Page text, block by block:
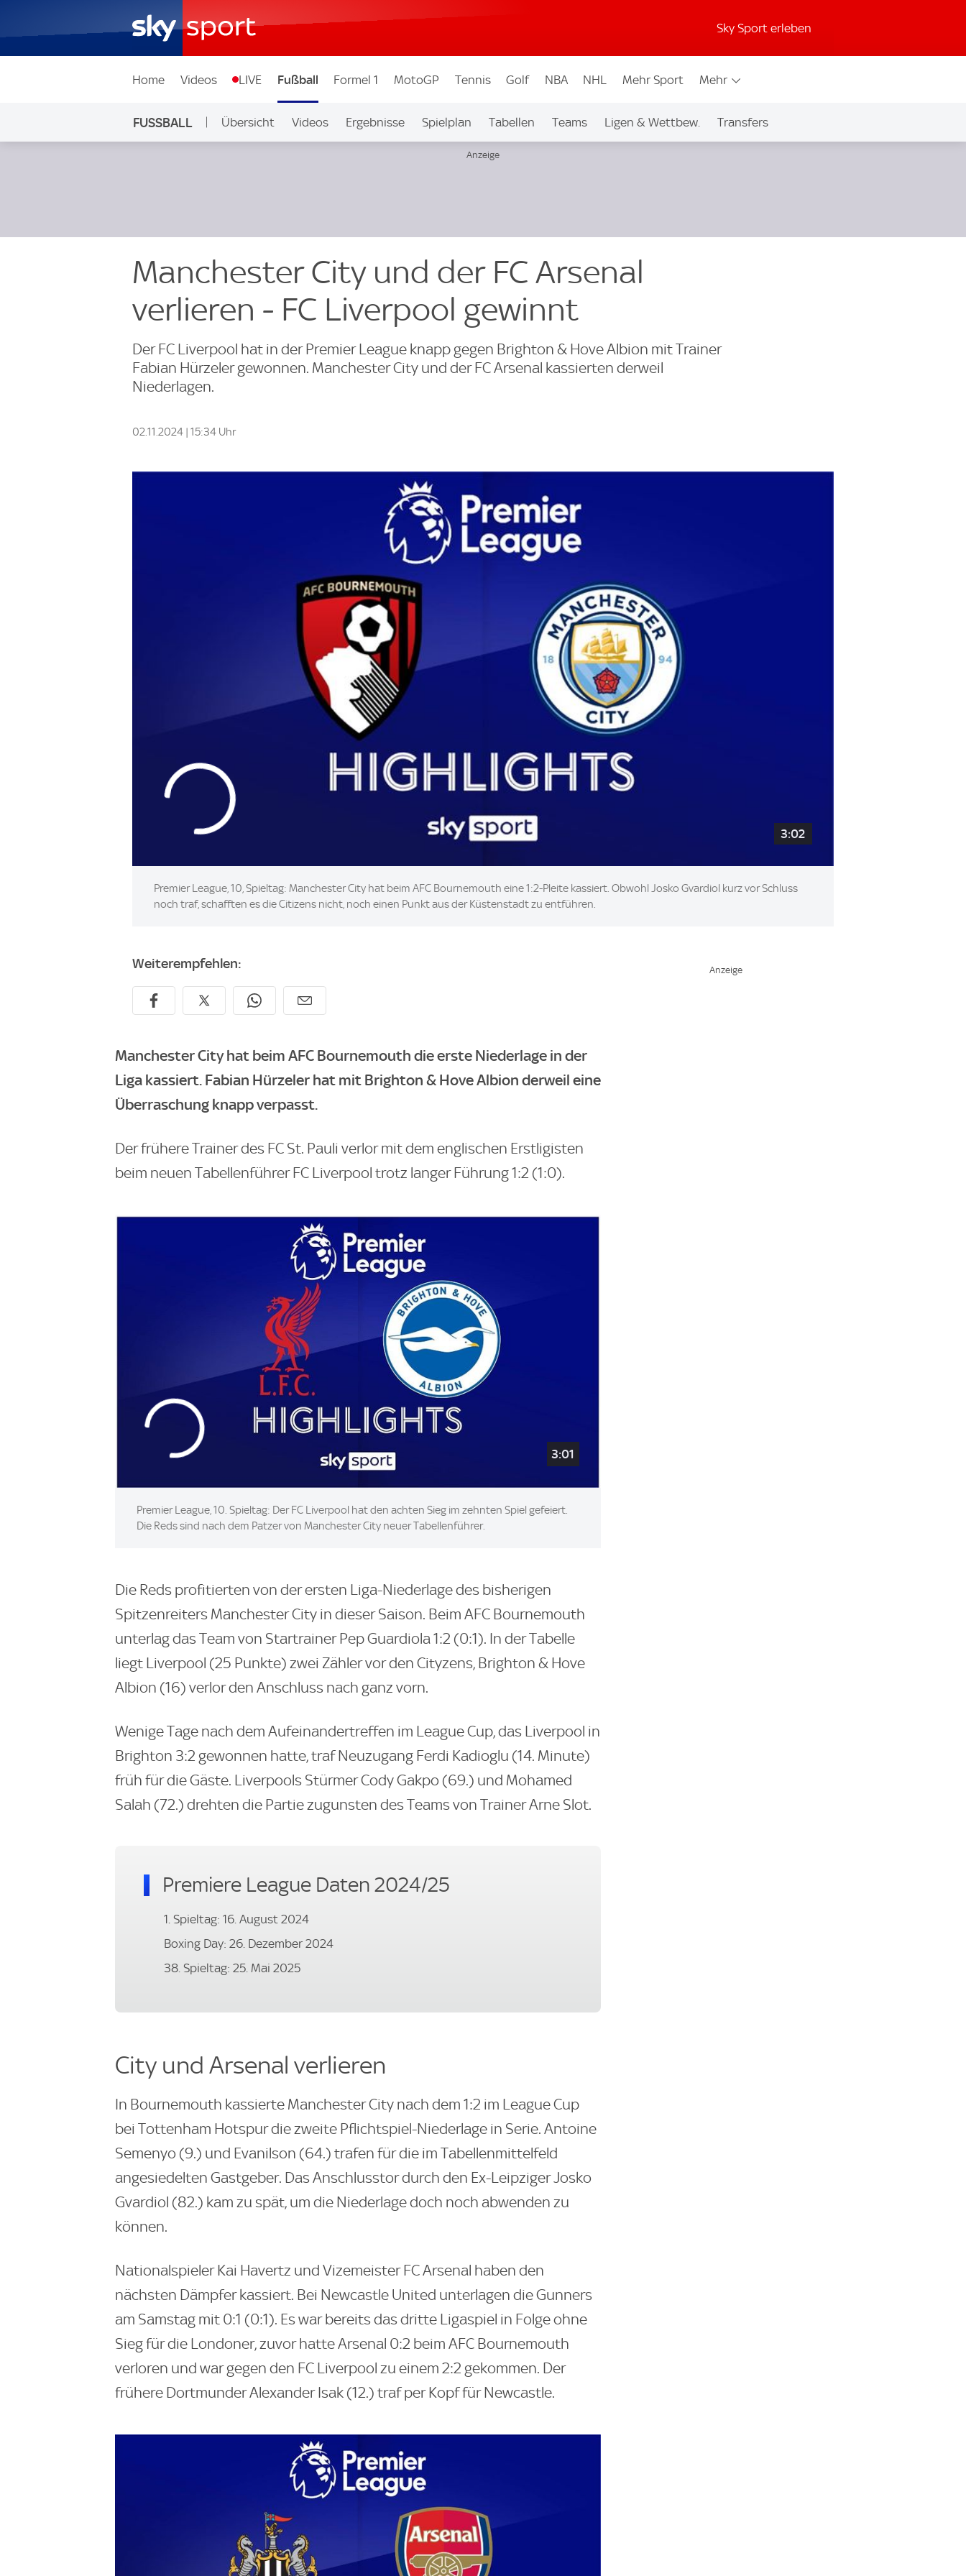
Sky Sport erleben
Home Videos LIVE Fußball Formel 1 MotoGP Tennis Golf NBA NHL Mehr Sport Mehr
FUSSBALL Übersicht Videos Ergebnisse Spielplan Tabellen Teams Ligen & Wettbew. Transfers
Manchester City und der FC Arsenal
verlieren - FC Liverpool gewinnt
Der FC Liverpool hat in der Premier League knapp gegen Brighton & Hove Albion mit Trainer
Fabian Hürzeler gewonnen. Manchester City und der FC Arsenal kassierten derweil
Niederlagen.
02.11.2024 | 15:34 Uhr
3:02
Premier League, 10, Spieltag: Manchester City hat beim AFC Bournemouth eine 1:2-Pleite kassiert. Obwohl Josko Gvardiol kurz vor Schluss
noch traf, schafften es die Citizens nicht, noch einen Punkt aus der Küstenstadt zu entführen.
Weiterempfehlen:
Manchester City hat beim AFC Bournemouth die erste Niederlage in der
Liga kassiert. Fabian Hürzeler hat mit Brighton & Hove Albion derweil eine
Überraschung knapp verpasst.
Der frühere Trainer des FC St. Pauli verlor mit dem englischen Erstligisten
beim neuen Tabellenführer FC Liverpool trotz langer Führung 1:2 (1:0).
3:01
Premier League, 10. Spieltag: Der FC Liverpool hat den achten Sieg im zehnten Spiel gefeiert.
Die Reds sind nach dem Patzer von Manchester City neuer Tabellenführer.
Die Reds profitierten von der ersten Liga-Niederlage des bisherigen
Spitzenreiters Manchester City in dieser Saison. Beim AFC Bournemouth
unterlag das Team von Startrainer Pep Guardiola 1:2 (0:1). In der Tabelle
liegt Liverpool (25 Punkte) zwei Zähler vor den Cityzens, Brighton & Hove
Albion (16) verlor den Anschluss nach ganz vorn.
Wenige Tage nach dem Aufeinandertreffen im League Cup, das Liverpool in
Brighton 3:2 gewonnen hatte, traf Neuzugang Ferdi Kadioglu (14. Minute)
früh für die Gäste. Liverpools Stürmer Cody Gakpo (69.) und Mohamed
Salah (72.) drehten die Partie zugunsten des Teams von Trainer Arne Slot.
Premiere League Daten 2024/25
1. Spieltag: 16. August 2024
Boxing Day: 26. Dezember 2024
38. Spieltag: 25. Mai 2025
City und Arsenal verlieren
In Bournemouth kassierte Manchester City nach dem 1:2 im League Cup
bei Tottenham Hotspur die zweite Pflichtspiel-Niederlage in Serie. Antoine
Semenyo (9.) und Evanilson (64.) trafen für die im Tabellenmittelfeld
angesiedelten Gastgeber. Das Anschlusstor durch den Ex-Leipziger Josko
Gvardiol (82.) kam zu spät, um die Niederlage doch noch abwenden zu
können.
Nationalspieler Kai Havertz und Vizemeister FC Arsenal haben den
nächsten Dämpfer kassiert. Bei Newcastle United unterlagen die Gunners
am Samstag mit 0:1 (0:1). Es war bereits das dritte Ligaspiel in Folge ohne
Sieg für die Londoner, zuvor hatte Arsenal 0:2 beim AFC Bournemouth
verloren und war gegen den FC Liverpool zu einem 2:2 gekommen. Der
frühere Dortmunder Alexander Isak (12.) traf per Kopf für Newcastle.